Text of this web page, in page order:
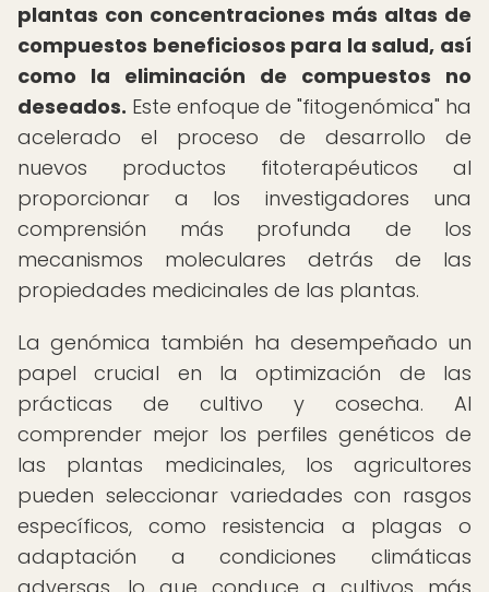
plantas con concentraciones más altas de
compuestos beneficiosos para la salud, así
como la eliminación de compuestos no
deseados. Este enfoque de "fitogenómica" ha
acelerado el proceso de desarrollo de
nuevos productos fitoterapéuticos al
proporcionar a los investigadores una
comprensión más profunda de los
mecanismos moleculares detrás de las
propiedades medicinales de las plantas.
La genómica también ha desempeñado un
papel crucial en la optimización de las
prácticas de cultivo y cosecha. Al
comprender mejor los perfiles genéticos de
las plantas medicinales, los agricultores
pueden seleccionar variedades con rasgos
específicos, como resistencia a plagas o
adaptación a condiciones climáticas